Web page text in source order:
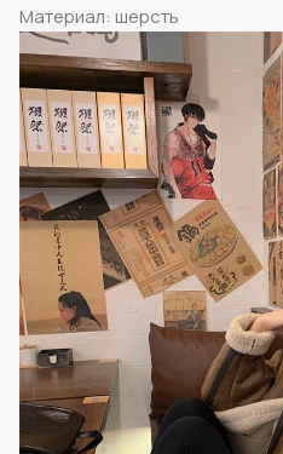
Материал: шерсть